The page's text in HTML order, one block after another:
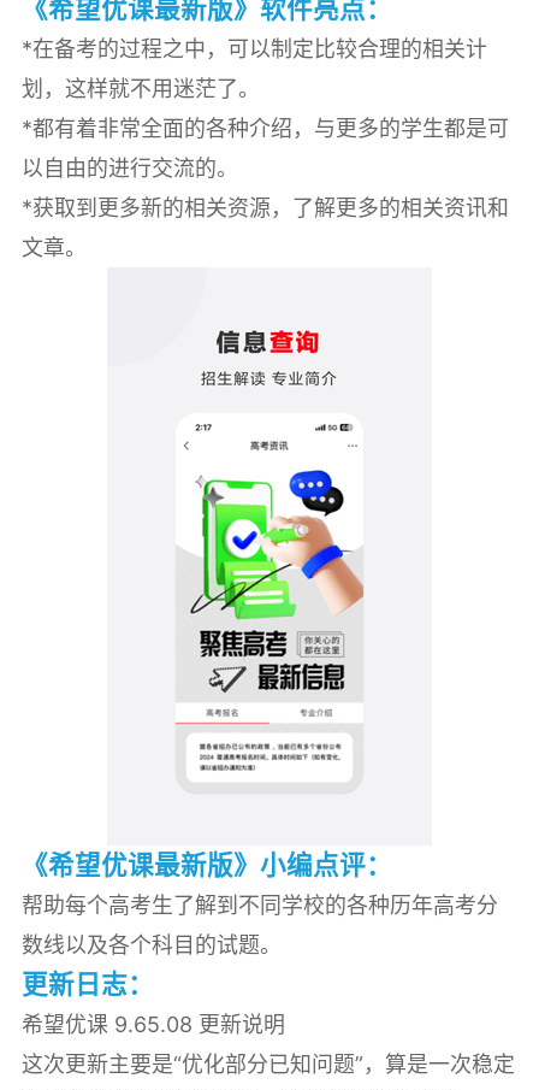
《希望优课最新版》软件亮点：
*在备考的过程之中，可以制定比较合理的相关计
划，这样就不用迷茫了。
*都有着非常全面的各种介绍，与更多的学生都是可
以自由的进行交流的。
*获取到更多新的相关资源，了解更多的相关资讯和
文章。
《希望优课最新版》小编点评：
帮助每个高考生了解到不同学校的各种历年高考分
数线以及各个科目的试题。
更新日志：
希望优课 9.65.08 更新说明
这次更新主要是“优化部分已知问题”，算是一次稳定